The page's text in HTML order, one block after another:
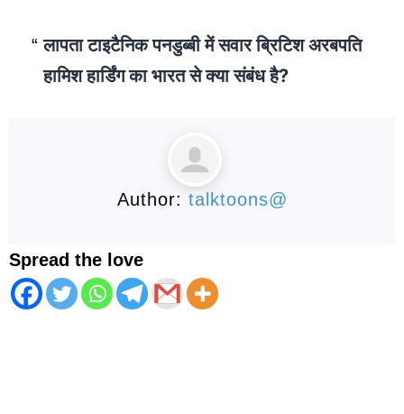
लापता टाइटैनिक पनडुब्बी में सवार ब्रिटिश अरबपति
हामिश हार्डिंग का भारत से क्या संबंध है?
Author: talktoons@
Spread the love